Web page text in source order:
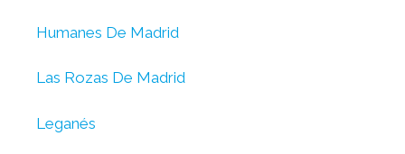
Humanes De Madrid
Las Rozas De Madrid
Leganés